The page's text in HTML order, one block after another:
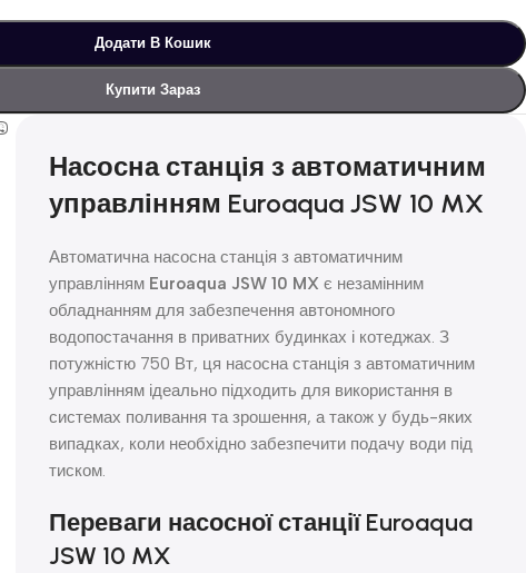
Додати В Кошик
Купити Зараз
Насосна станція з автоматичним
управлінням Euroaqua JSW 10 MX
Автоматична насосна станція з автоматичним
управлінням Euroaqua JSW 10 MX є незамінним
обладнанням для забезпечення автономного
водопостачання в приватних будинках і котеджах. З
потужністю 750 Вт, ця насосна станція з автоматичним
управлінням ідеально підходить для використання в
системах поливання та зрошення, а також у будь-яких
випадках, коли необхідно забезпечити подачу води під
тиском.
Переваги насосної станції Euroaqua
JSW 10 MX